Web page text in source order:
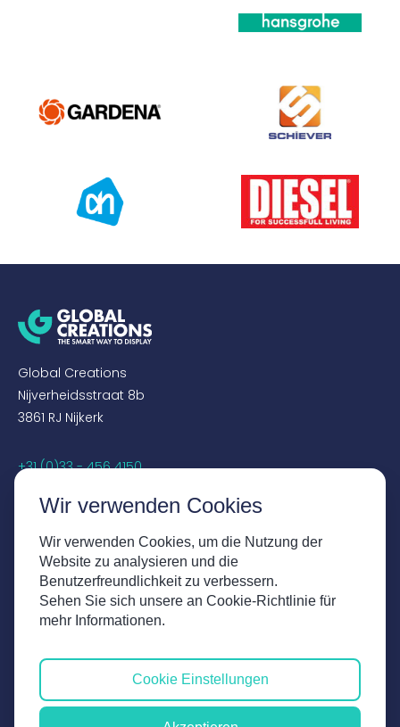
Global Creations
Nijverheidsstraat 8b
3861 RJ Nijkerk
+31 (0)33 - 456 4150
SOCIALS
Instagram
Facebook
LinkedIn
Haftungsausschluss
Geschäftsbedingungen
Wir verwenden Cookies
Wir verwenden Cookies, um die Nutzung der
Website zu analysieren und die
Benutzerfreundlichkeit zu verbessern.
Sehen Sie sich unsere an Cookie-Richtlinie für
mehr Informationen.
Cookie Einstellungen